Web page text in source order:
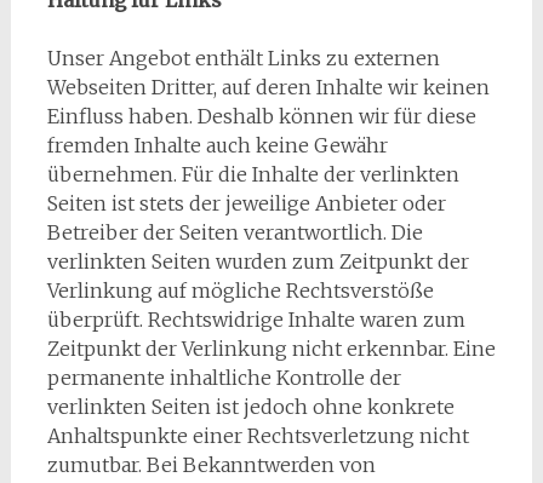
Unser Angebot enthält Links zu externen
Webseiten Dritter, auf deren Inhalte wir keinen
Einfluss haben. Deshalb können wir für diese
fremden Inhalte auch keine Gewähr
übernehmen. Für die Inhalte der verlinkten
Seiten ist stets der jeweilige Anbieter oder
Betreiber der Seiten verantwortlich. Die
verlinkten Seiten wurden zum Zeitpunkt der
Verlinkung auf mögliche Rechtsverstöße
überprüft. Rechtswidrige Inhalte waren zum
Zeitpunkt der Verlinkung nicht erkennbar. Eine
permanente inhaltliche Kontrolle der
verlinkten Seiten ist jedoch ohne konkrete
Anhaltspunkte einer Rechtsverletzung nicht
zumutbar. Bei Bekanntwerden von